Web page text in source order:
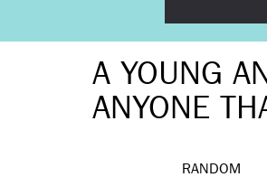
A YOUNG
ANYONE
RANDOM